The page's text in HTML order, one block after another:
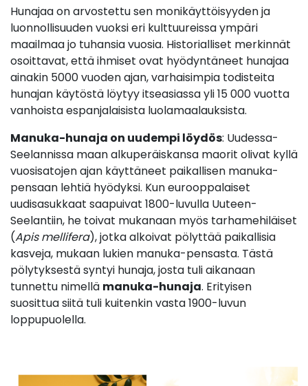
Hunajaa on arvostettu sen monikäyttöisyyden ja
luonnollisuuden vuoksi eri kulttuureissa ympäri
maailmaa jo tuhansia vuosia. Historialliset merkinnät
osoittavat, että ihmiset ovat hyödyntäneet hunajaa
ainakin 5000 vuoden ajan, varhaisimpia todisteita
hunajan käytöstä löytyy itseasiassa yli 15 000 vuotta
vanhoista espanjalaisista luolamaalauksista.
Manuka-hunaja on uudempi löydös: Uudessa-
Seelannissa maan alkuperäiskansa maorit olivat kyllä
vuosisatojen ajan käyttäneet paikallisen manuka-
pensaan lehtiä hyödyksi. Kun eurooppalaiset
uudisasukkaat saapuivat 1800-luvulla Uuteen-
Seelantiin, he toivat mukanaan myös tarhamehiläiset
(Apis mellifera), jotka alkoivat pölyttää paikallisia
kasveja, mukaan lukien manuka-pensasta. Tästä
pölytyksestä syntyi hunaja, josta tuli aikanaan
tunnettu nimellä manuka-hunaja. Erityisen
suosittua siitä tuli kuitenkin vasta 1900-luvun
loppupuolella.